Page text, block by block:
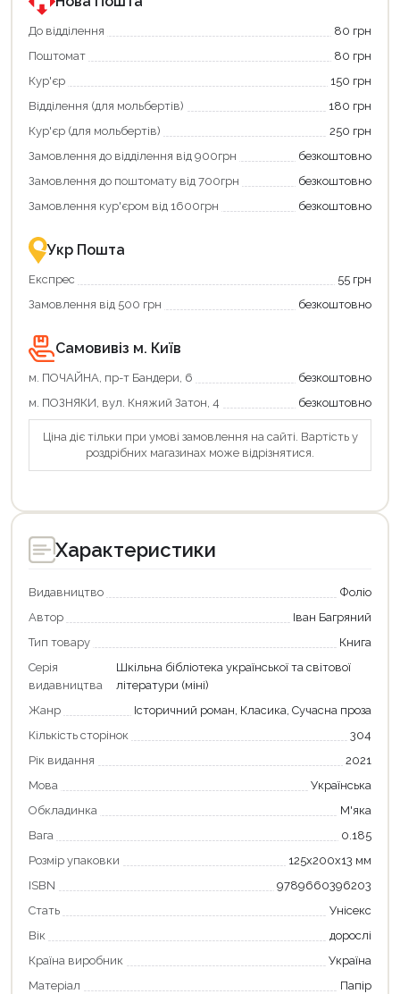
єКнига.
Використовуйте
карту
щоб
зекономити
та
отримати
переваги!
картою
єКнига
–
зручно
та
вигідно!
«Національний
кешбек».
покупку
«Національний
кешбек»
та
отримуйте
повернення
Економте
більше
разом
державною
підтримкою!
До відділення
80 грн
Поштомат
80 грн
Кур'єр
150 грн
Відділення (для мольбертів)
180 грн
Кур'єр (для мольбертів)
250 грн
Замовлення до відділення від 900грн
безкоштовно
Замовлення до поштомату від 700грн
безкоштовно
Замовлення кур'єром від 1600грн
безкоштовно
Укр Пошта
Експрес
55 грн
Замовлення від 500 грн
безкоштовно
Самовивіз м. Київ
м. ПОЧАЙНА, пр-т Бандери, 6
безкоштовно
м. ПОЗНЯКИ, вул. Княжий Затон, 4
безкоштовно
Ціна діє тільки при умові замовлення на сайті. Вартість у
роздрібних магазинах може відрізнятися.
Характеристики
Видавництво
Фоліо
Автор
Іван Багряний
Тип товару
Книга
Серія
видавництва
Шкільна бібліотека української та світової
літератури (міні)
Жанр
Історичний роман, Класика, Сучасна проза
Кількість сторінок
304
Рік видання
2021
Мова
Українська
Обкладинка
М'яка
Вага
0.185
Розмір упаковки
125х200х13 мм
ISBN
9789660396203
Стать
Унісекс
Вік
дорослі
Країна виробник
Україна
Матеріал
Папір
Продовжити покупки
Оформити замовлення